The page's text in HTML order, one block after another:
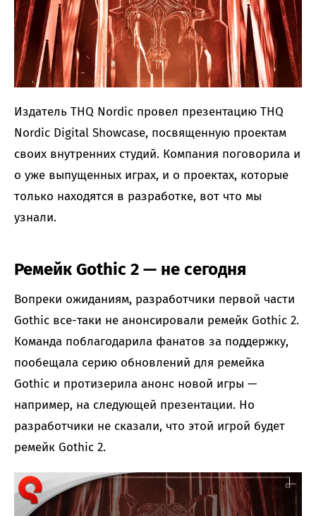
Издатель THQ Nordic провел презентацию THQ
Nordic Digital Showcase, посвященную проектам
своих внутренних студий. Компания поговорила и
о уже выпущенных играх, и о проектах, которые
только находятся в разработке, вот что мы
узнали.
Ремейк Gothic 2 — не сегодня
Вопреки ожиданиям, разработчики первой части
Gothic все-таки не анонсировали ремейк Gothic 2.
Команда поблагодарила фанатов за поддержку,
пообещала серию обновлений для ремейка
Gothic и протизерила анонс новой игры —
например, на следующей презентации. Но
разработчики не сказали, что этой игрой будет
ремейк Gothic 2.